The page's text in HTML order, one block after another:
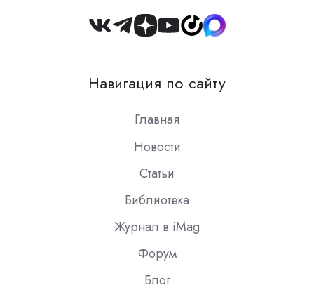
Join
Slack
Навигация по сайту
Главная
Новости
Статьи
Библиотека
Журнал в iMag
Форум
Блог